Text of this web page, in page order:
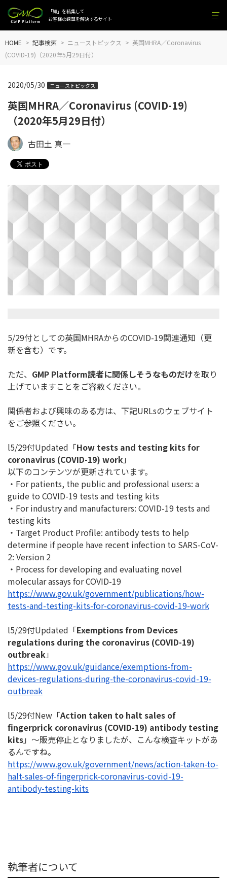
「知」を結集して
お客様の課題を解決するサイト
HOME 記事検索 ニューストピックス
英国MHRA／Coronavirus
(COVID-19)（2020年5月29日付）
英国MHRA／Coronavirus (COVID-19)
（2020年5月29日付）
2020/05/30 ニューストピックス
古田土 真一
5/29付としての英国MHRAからのCOVID-19関連通知 （更
新を含む）です。
ただ、 GMP Platform読者に関係しそうなものだけを取り
上げていますことをご容赦ください。
関係者および興味のある方は、下記URLsのウェブサイト
をご参照ください。
l5/29付Updated「How tests and testing kits for
coronavirus (COVID-19) work」
以下のコンテンツが更新されています。
・For patients, the public and professional users: a
guide to COVID-19 tests and testing kits
・For industry and manufacturers: COVID-19 tests and
testing kits
・Target Product Profile: antibody tests to help
determine if people have recent infection to SARS-CoV-
2: Version 2
・Process for developing and evaluating novel
molecular assays for COVID-19
https://www.gov.uk/government/publications/how-
tests-and-testing-kits-for-coronavirus-covid-19-work
l5/29付Updated「Exemptions from Devices
regulations during the coronavirus (COVID-19)
outbreak」
https://www.gov.uk/guidance/exemptions-from-
devices-regulations-during-the-coronavirus-covid-19-
outbreak
l5/29付New「Action taken to halt sales of
fingerprick coronavirus (COVID-19) antibody testing
kits」～販売停止となりましたが、 こんな検査キットがあ
るんですね。
https://www.gov.uk/government/news/action-taken-to-
halt-sales-of-fingerprick-coronavirus-covid-19-
antibody-testing-kits
執筆者について